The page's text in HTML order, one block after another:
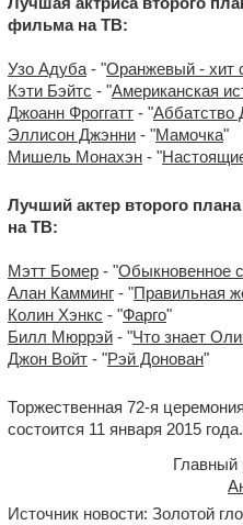
фильма на ТВ:
Узо Адуба - "Оранжевый - хит
Кэти Бэйтс - "Американская
Джоанн Фроггатт - "Аббатство
Эллисон Джэнни - "Мамочка"
Мишель Монахэн - "
Лучший актер второго
на ТВ:
Мэтт Бомер - "Обыкновенное
Алан Камминг - "Правильная
Колин Хэнкс - "Фарго"
Билл Мюррэй - "Что знает
Джон Войт - "Рэй Донован"
Торжественная 72-я
состоится 11 января 2015 года.
Главный
Источник новости: Золотой